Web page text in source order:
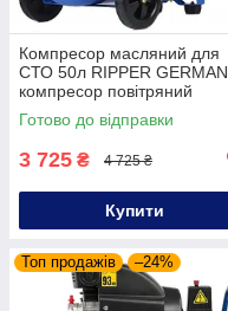
Компресор масляний для
СТО 50л RIPPER GERMAN
компресор повітряний
масляний
Готово до відправки
3 725 ₴ 4 725 ₴
Купити
Топ продажів –24%